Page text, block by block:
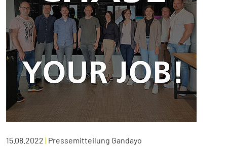
15.08.2022 | Pressemitteilung Gandayo